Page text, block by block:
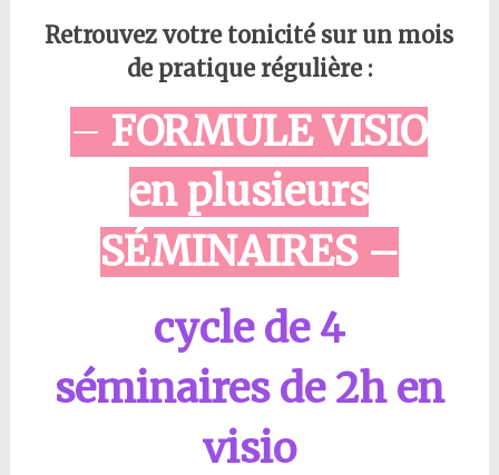
Retrouvez votre tonicité sur un mois
de pratique régulière :
– FORMULE VISIO
en plusieurs
SÉMINAIRES –
cycle de 4
séminaires de 2h en
visio